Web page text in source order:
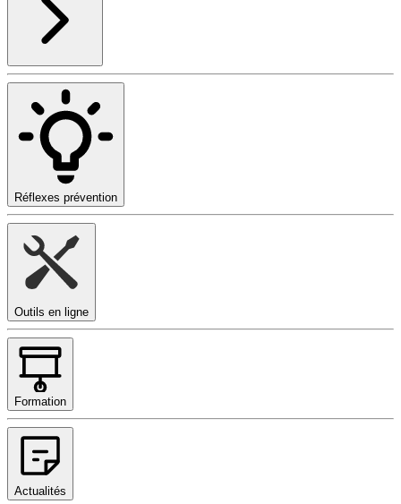
Réflexes prévention
Outils en ligne
Formation
Actualités